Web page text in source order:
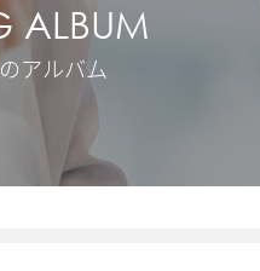
ALBUM
アルバム